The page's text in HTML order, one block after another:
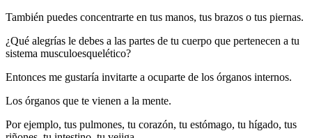
También puedes concentrarte en tus manos, tus brazos o tus piernas.
¿Qué alegrías le debes a las partes de tu cuerpo que pertenecen a tu
sistema musculoesquelético?
Entonces me gustaría invitarte a ocuparte de los órganos internos.
Los órganos que te vienen a la mente.
Por ejemplo, tus pulmones, tu corazón, tu estómago, tu hígado, tus